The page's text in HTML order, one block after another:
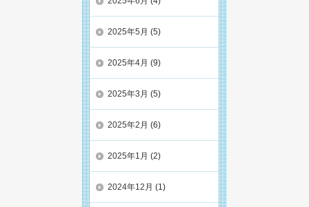
2025年5月 (5)
2025年4月 (9)
2025年3月 (5)
2025年2月 (6)
2025年1月 (2)
2024年12月 (1)